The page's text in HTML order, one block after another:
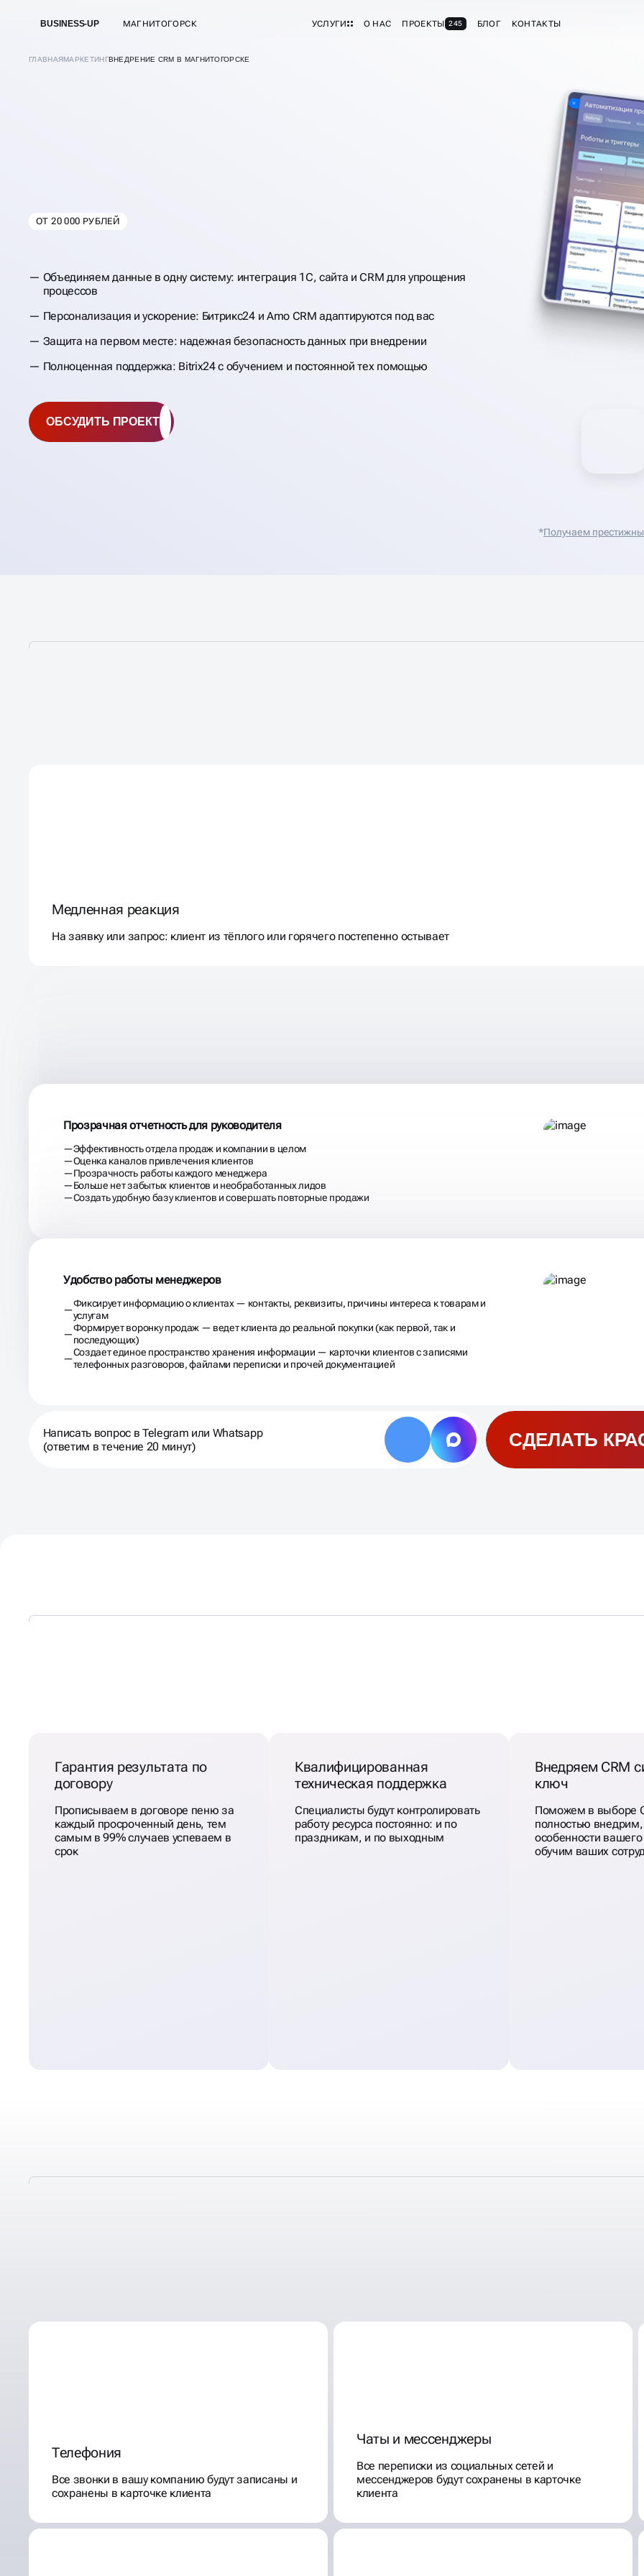
BUSINESS-UP МАГНИТОГОРСК УСЛУГИ О НАС ПРОЕКТЫ 245 БЛОГ КОНТАКТЫ
ГЛАВНАЯМАРКЕТИНГВНЕДРЕНИЕ CRM В МАГНИТОГОРСКЕ
КОМПЛЕКСНОЕ
ВНЕДРЕНИЕ CRM
ОТ 20 000 РУБЛЕЙ
Объединяем данные в одну систему: интеграция 1С, сайта и CRM для упрощения
процессов
Персонализация и ускорение: Битрикс24 и Amo CRM адаптируются под вас
Защита на первом месте: надежная безопасность данных при внедрении
Полноценная поддержка: Bitrix24 с обучением и постоянной тех помощью
ОБСУДИТЬ ПРОЕКТ
*Получаем
Медленная реакция
На заявку или запрос: клиент из тёплого или горячего постепенно остывает
Прозрачная отчетность для руководителя
Эффективность отдела продаж и компании в целом
Оценка каналов привлечения клиентов
Прозрачность работы каждого менеджера
Больше нет забытых клиентов и необработанных лидов
Создать удобную базу клиентов и совершать повторные продажи
Удобство работы менеджеров
Фиксирует информацию о клиентах — контакты, реквизиты, причины интереса к товарам и
услугам
Формирует воронку продаж — ведет клиента до реальной покупки (как первой, так и
последующих)
Создает единое пространство хранения информации — карточки клиентов с записями
телефонных разговоров, файлами переписки и прочей документацией
Написать вопрос в Telegram или Whatsapp
(ответим в течение 20 минут)
СДЕЛАТЬ
Гарантия результата по
договору
Прописываем в договоре пеню за
каждый просроченный день, тем
самым в 99% случаев успеваем в
срок
Квалифицированная
техническая поддержка
Специалисты будут контролировать
работу ресурса постоянно: и по
праздникам, и по выходным
Внедряем CRM
ключ
Поможем в выборе
полностью
особенности
обучим ваших
УВЕЛИЧИМ ВАШИ ПРОДАЖИ НА
Телефония
Все звонки в вашу компанию будут записаны и
сохранены в карточке клиента
Чаты и мессенджеры
Все переписки из социальных сетей и
мессенджеров будут сохранены в карточке
клиента